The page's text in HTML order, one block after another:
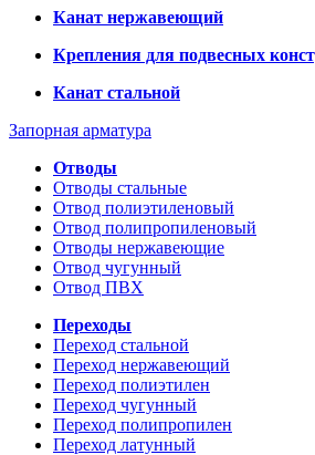
Канат нержавеющий
Крепления для подвесных
Канат стальной
Запорная арматура
Отводы
Отводы стальные
Отвод полиэтиленовый
Отвод полипропиленовый
Отводы нержавеющие
Отвод чугунный
Отвод ПВХ
Переходы
Переход стальной
Переход нержавеющий
Переход полиэтилен
Переход чугунный
Переход полипропилен
Переход латунный